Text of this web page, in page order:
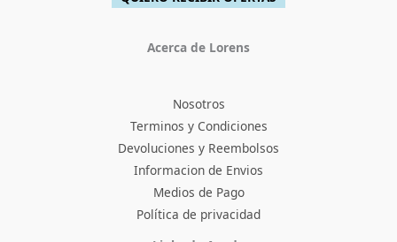
Acerca de Lorens
Nosotros
Terminos y Condiciones
Devoluciones y Reembolsos
Informacion de Envios
Medios de Pago
Política de privacidad
Facebook
Instagram
TikTokPinterest